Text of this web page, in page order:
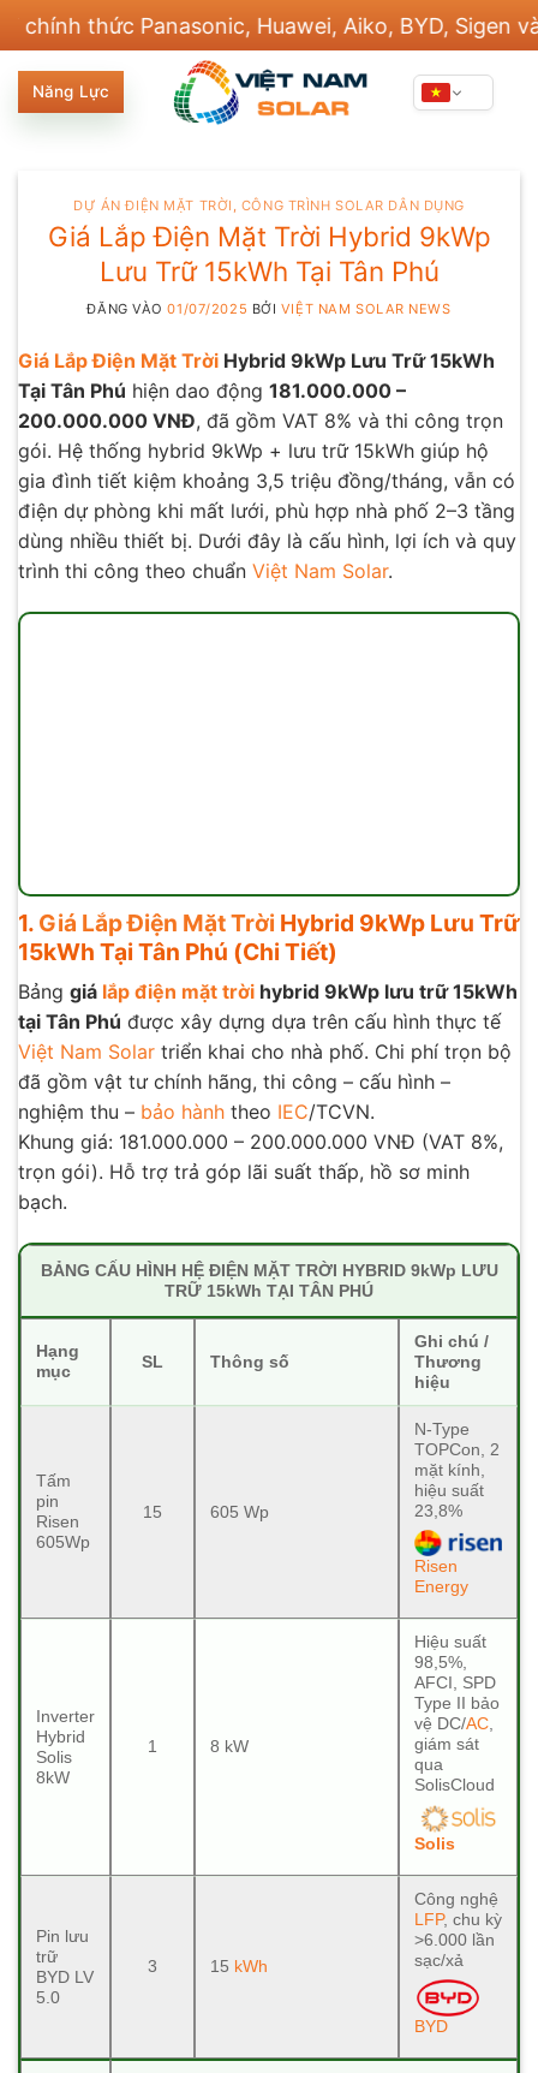
nội
dung
thức Panasonic, Huawei, Aiko, BYD, Sigen và 20
Năng Lực
DỰ ÁN ĐIỆN MẶT TRỜI CÔNG TRÌNH SOLAR DÂN DỤNG
Giá Lắp Điện Mặt Trời Hybrid 9kWp
Lưu Trữ 15kWh Tại Tân Phú
ĐĂNG VÀO01/07/2025 BỞI VIỆT NAM SOLAR NEWS
Giá Lắp Điện Mặt Trời Hybrid 9kWp Lưu Trữ 15kWh
Tại Tân Phú hiện dao động 181.000.000 –
200.000.000 VNĐ, đã gồm VAT 8% và thi công trọn
gói. Hệ thống hybrid 9kWp + lưu trữ 15kWh giúp hộ
gia đình tiết kiệm khoảng 3,5 triệu đồng/tháng, vẫn có
điện dự phòng khi mất lưới, phù hợp nhà phố 2–3 tầng
dùng nhiều thiết bị. Dưới đây là cấu hình, lợi ích và quy
trình thi công theo chuẩn Việt Nam Solar.
1. Giá Lắp Điện Mặt Trời Hybrid 9kWp Lưu Trữ
15kWh Tại Tân Phú (Chi Tiết)
Bảng giá lắp điện mặt trời hybrid 9kWp lưu trữ 15kWh
tại Tân Phú được xây dựng dựa trên cấu hình thực tế
Việt Nam Solar triển khai cho nhà phố. Chi phí trọn bộ
đã gồm vật tư chính hãng, thi công – cấu hình –
nghiệm thu – bảo hành theo IEC/TCVN.
Khung giá: 181.000.000 – 200.000.000 VNĐ (VAT 8%,
trọn gói). Hỗ trợ trả góp lãi suất thấp, hồ sơ minh
bạch.
BẢNG CẤU HÌNH HỆ ĐIỆN MẶT TRỜI HYBRID 9kWp LƯU
TRỮ 15kWh TẠI TÂN PHÚ
Hạng
mục
SL Thông số
Ghi chú /
Thương
hiệu
Tấm
pin
Risen
605Wp
15 605 Wp
N-Type
TOPCon, 2
mặt kính,
hiệu suất
23,8%
Risen
Energy
Inverter
Hybrid
Solis
8kW
1 8 kW
Hiệu suất
98,5%,
AFCI, SPD
Type II bảo
vệ DC/AC,
giám sát
qua
SolisCloud
Solis
Pin lưu
trữ
BYD LV
5.0
3 15 kWh
Công nghệ
LFP, chu kỳ
>6.000 lần
sạc/xả
BYD